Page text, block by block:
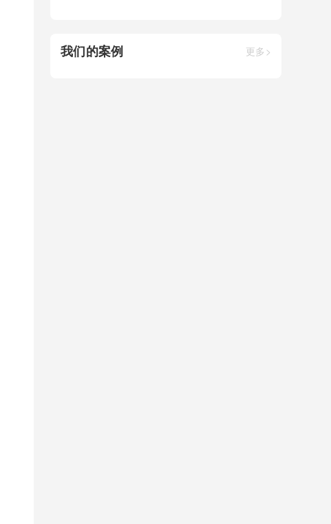
我们的案例 更多>